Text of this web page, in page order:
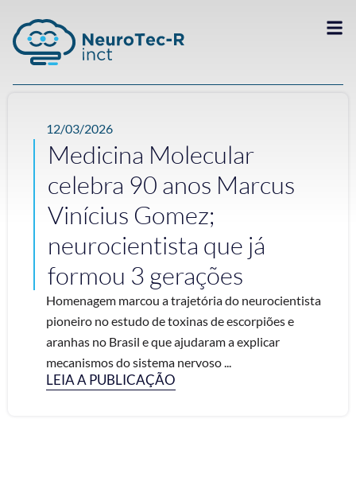
12/03/2026
Medicina Molecular
celebra 90 anos Marcus
Vinícius Gomez;
neurocientista que já
formou 3 gerações
Homenagem marcou a trajetória do neurocientista
pioneiro no estudo de toxinas de escorpiões e
aranhas no Brasil e que ajudaram a explicar
mecanismos do sistema nervoso ...
LEIA A PUBLICAÇÃO